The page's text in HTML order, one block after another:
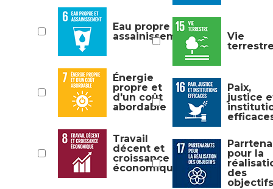
Eau propre et
assainissement
Énergie
propre et
d'un coût
abordable
Travail
décent et
croissance
économique
Vie
Paix,
justice
pour la
des
objectifs